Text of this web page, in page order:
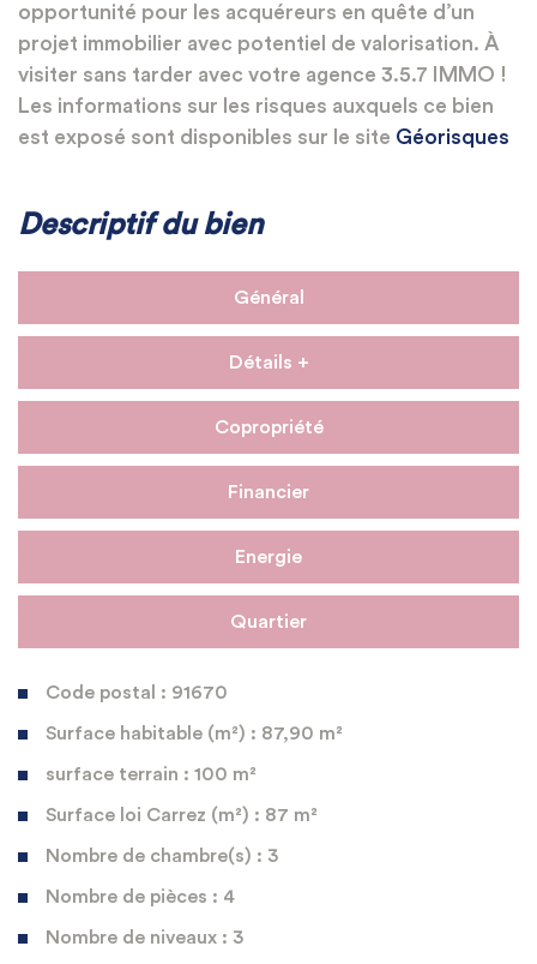
opportunité pour les acquéreurs en quête d’un
projet immobilier avec potentiel de valorisation. À
visiter sans tarder avec votre agence 3.5.7 IMMO !
Les informations sur les risques auxquels ce bien
est exposé sont disponibles sur le site Géorisques
Descriptif du bien
Général
Détails +
Copropriété
Financier
Energie
Quartier
Code postal : 91670
Surface habitable (m²) : 87,90 m²
surface terrain : 100 m²
Surface loi Carrez (m²) : 87 m²
Nombre de chambre(s) : 3
Nombre de pièces : 4
Nombre de niveaux : 3